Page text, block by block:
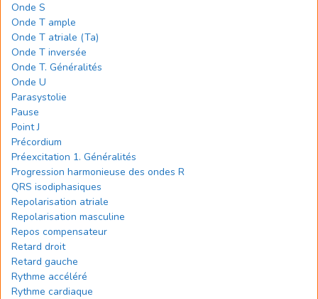
Onde S
Onde T ample
Onde T atriale (Ta)
Onde T inversée
Onde T. Généralités
Onde U
Parasystolie
Pause
Point J
Précordium
Préexcitation 1. Généralités
Progression harmonieuse des ondes R
QRS isodiphasiques
Repolarisation atriale
Repolarisation masculine
Repos compensateur
Retard droit
Retard gauche
Rythme accéléré
Rythme cardiaque